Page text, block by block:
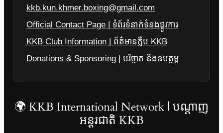
kkb.kun.khmer.boxing@gmail.com
Official Contact Page | ទំព័រទំនាក់ទំនងផ្លូវការ
KKB Club Information | ព័ត៌មានក្លឹប KKB
Donations & Sponsoring | បរិច្ចាគ និងឧបត្ថម្ភ
🌍 KKB International Network | បណ្តាញ
អន្តរជាតិ KKB